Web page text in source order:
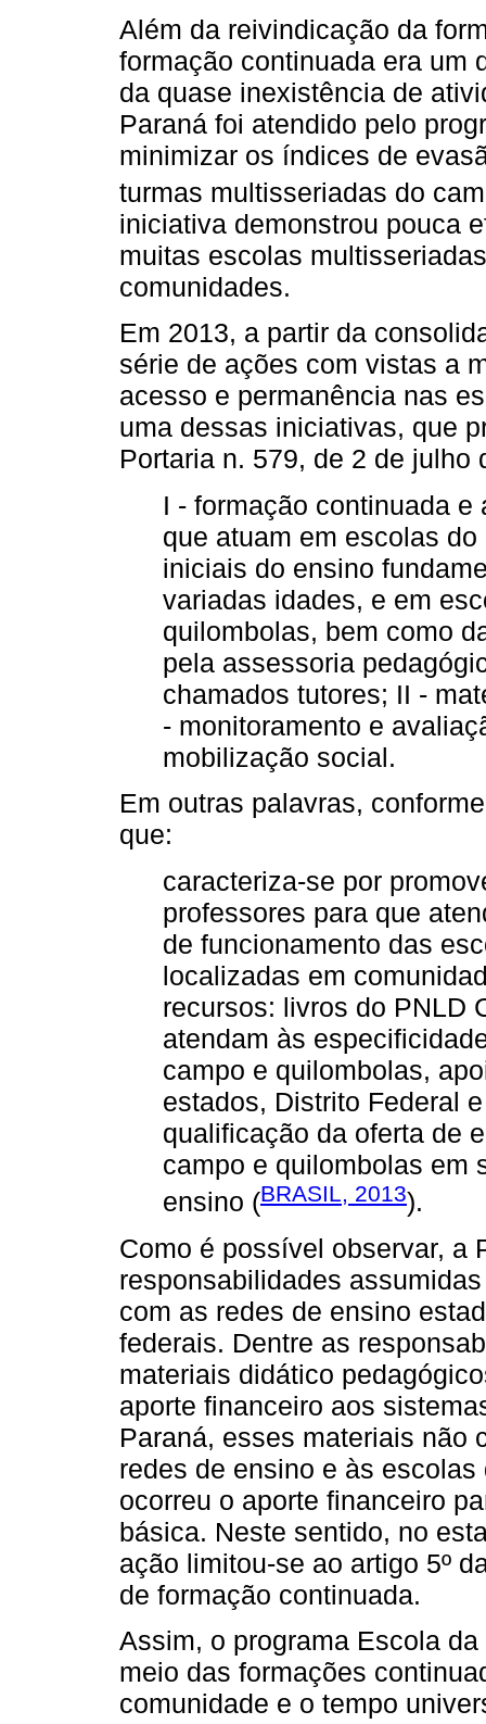
Além da reivindicação da
formação continuada era um
da quase inexistência de
Paraná foi atendido pelo
minimizar os índices de
turmas multisseriadas do
iniciativa demonstrou pouca
muitas escolas
comunidades.
Em 2013, a partir da
série de ações com vistas a
acesso e permanência nas
uma dessas iniciativas, que
Portaria n. 579, de 2 de
I - formação continuada
que atuam em escolas
iniciais do ensino
variadas idades, e em
quilombolas, bem como
pela assessoria
chamados tutores; II -
- monitoramento e
mobilização social.
Em outras palavras,
que:
caracteriza-se por
professores para que
de funcionamento das
localizadas em
recursos: livros do PNLD
atendam às
campo e quilombolas,
estados, Distrito Federal
qualificação da oferta de
campo e quilombolas em
ensino (BRASIL, 2013).
Como é possível observar, a
responsabilidades
com as redes de ensino
federais. Dentre as
materiais didático
aporte financeiro aos
Paraná, esses materiais não
redes de ensino e às
ocorreu o aporte financeiro
básica. Neste sentido, no
ação limitou-se ao artigo 5º
de formação continuada.
Assim, o programa Escola
meio das formações
comunidade e o tempo